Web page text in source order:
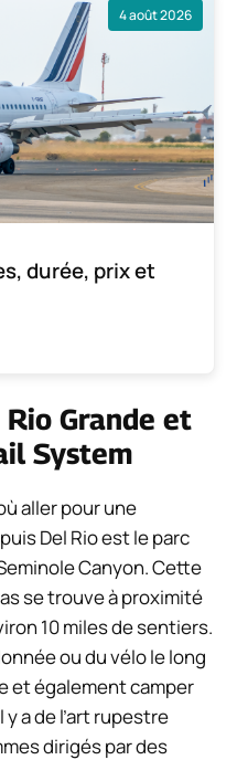
4 août 2026
durée, prix et
Grande et
System
aller pour une
Del Rio est le parc
Canyon. Cette
se trouve à proximité
10 miles de sentiers.
ou du vélo le long
et également camper
y a de l’art rupestre
dirigés par des